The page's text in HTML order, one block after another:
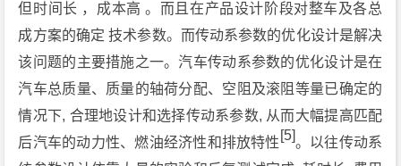
但时间长 ，成本高 。而且在产品设计阶段对整车及各总
成方案的确定 技术参数。而传动系参数的优化设计是解决
该问题的主要措施之一。汽车传动系参数的优化设计是在
汽车总质量、质量的轴荷分配、空阻及滚阻等量已确定的
情况下, 合理地设计和选择传动系参数, 从而大幅提高匹配
后汽车的动力性、燃油经济性和排放特性 [5]。以往传动系